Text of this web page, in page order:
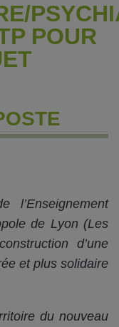
POUR
l’Enseignement
de Lyon (Les
d’une
et plus solidaire
du nouveau